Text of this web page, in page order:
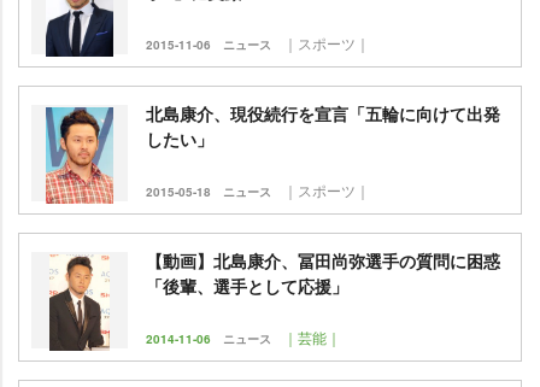
2015-11-06 ニュース ｜スポーツ｜
北島康介、現役続行を宣言「五輪に向けて出発
したい」
2015-05-18 ニュース ｜スポーツ｜
【動画】北島康介、冨田尚弥選手の質問に困惑
「後輩、選手として応援」
2014-11-06 ニュース ｜芸能｜